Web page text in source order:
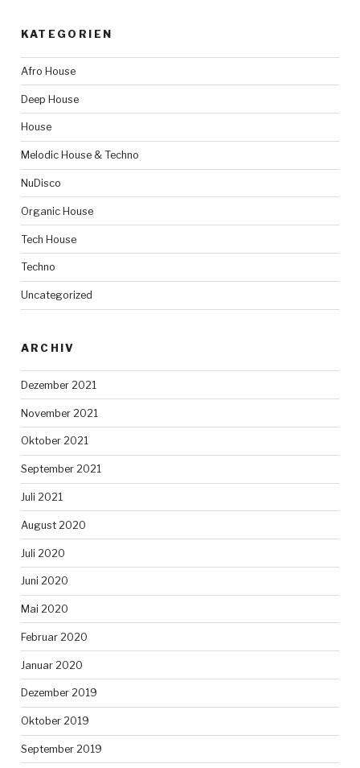
KATEGORIEN
Afro House
Deep House
House
Melodic House & Techno
NuDisco
Organic House
Tech House
Techno
Uncategorized
ARCHIV
Dezember 2021
November 2021
Oktober 2021
September 2021
Juli 2021
August 2020
Juli 2020
Juni 2020
Mai 2020
Februar 2020
Januar 2020
Dezember 2019
Oktober 2019
September 2019